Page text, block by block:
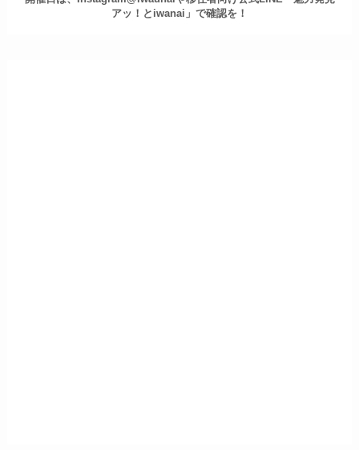
アッ！とiwanai」で確認を！